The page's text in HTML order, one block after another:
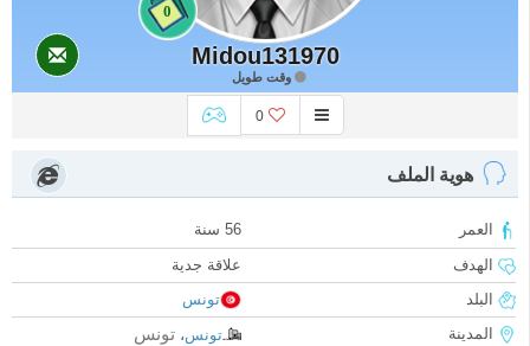
0
Midou131970
وقت طويل
0
هوية الملف
العمر
56 سنة
الهدف
علاقة جدية
البلد
تونس
المدينة
تونس، تونس